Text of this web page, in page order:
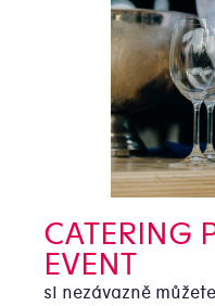
CATERING
EVENT
si nezávazně